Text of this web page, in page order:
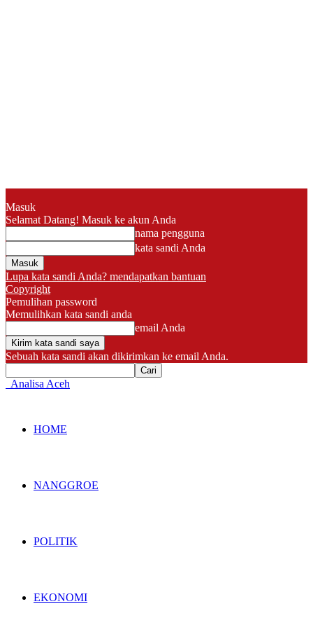
Masuk
Selamat Datang! Masuk ke akun Anda
nama pengguna
kata sandi Anda
Lupa kata sandi Anda? mendapatkan bantuan
Copyright
Pemulihan password
Memulihkan kata sandi anda
email Anda
Sebuah kata sandi akan dikirimkan ke email Anda.
Analisa Aceh
HOME
NANGGROE
POLITIK
EKONOMI